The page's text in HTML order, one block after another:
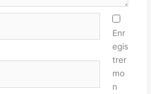
Enr
egis
trer
mo
n